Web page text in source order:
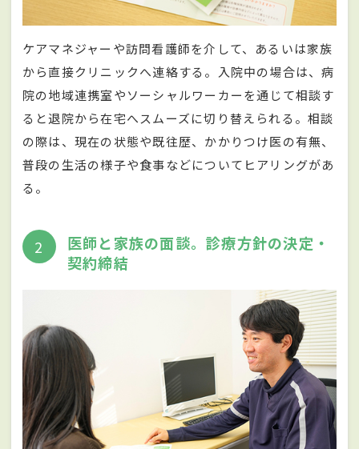
ケアマネジャーや訪問看護師を介して、あるいは家族
から直接クリニックへ連絡する。入院中の場合は、病
院の地域連携室やソーシャルワーカーを通じて相談す
ると退院から在宅へスムーズに切り替えられる。相談
の際は、現在の状態や既往歴、かかりつけ医の有無、
普段の生活の様子や食事などについてヒアリングがあ
る。
2
医師と家族の面談。診療方針の決定・
契約締結